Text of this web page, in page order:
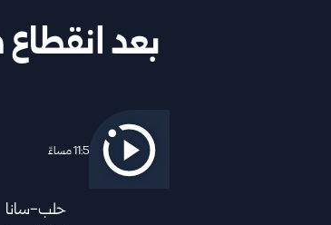
2026/07/02 11:50 مساءً
حلب-سانا